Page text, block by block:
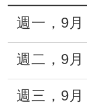
週一 ， 9月
週二 ， 9月
週三 ， 9月